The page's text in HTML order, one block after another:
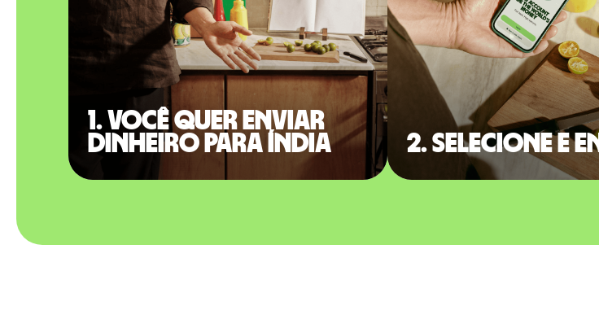
1. Você quer enviar
dinheiro para Índia
2. Selecione e